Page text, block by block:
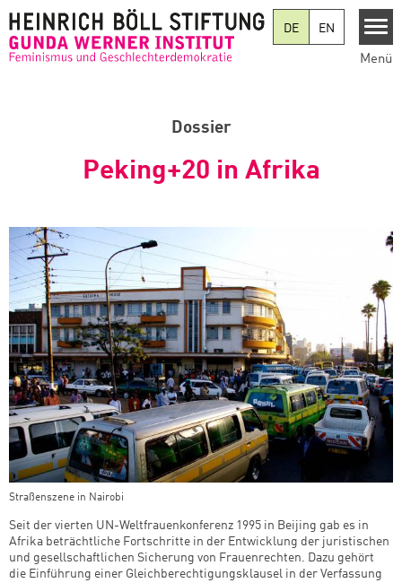
DE
EN
Menü
Dossier
Peking+20 in Afrika
Straßenszene in Nairobi
Seit der vierten UN-Weltfrauenkonferenz 1995 in Beijing gab es in
Afrika beträchtliche Fortschritte in der Entwicklung der juristischen
und gesellschaftlichen Sicherung von Frauenrechten. Dazu gehört
die Einführung einer Gleichberechtigungsklausel in der Verfassung